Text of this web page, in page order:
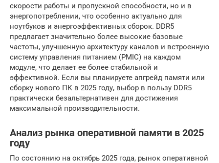
скорости работы и пропускной способности, но и в
энергопотреблении, что особенно актуально для
ноутбуков и энергоэффективных сборок. DDR5
предлагает значительно более высокие базовые
частоты, улучшенную архитектуру каналов и встроенную
систему управления питанием (PMIC) на каждом
модуле, что делает ее более стабильной и
эффективной. Если вы планируете апгрейд памяти или
сборку нового ПК в 2025 году, выбор в пользу DDR5
практически безальтернативен для достижения
максимальной производительности.
Анализ рынка оперативной памяти в 2025
году
По состоянию на октябрь 2025 года, рынок оперативной